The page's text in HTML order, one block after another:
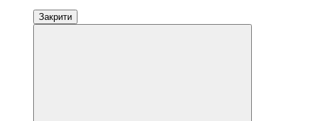
Закрити